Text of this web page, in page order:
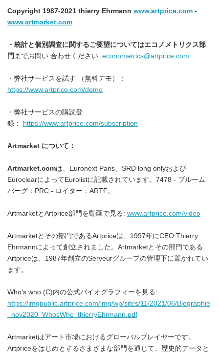
Copyright 1987-2021 thierry Ehrmann www.artprice.com -
www.artmarket.com
・統計と個別調査に関するご要望についてはエコノメトリクス部
門 までお問い 合わせください: econometrics@artprice.com
・弊社サービスを試す （無料デモ）：
https://www.artprice.com/demo
・弊社サービスの購読登
録：
https://www.artprice.com/subscription
Artmarket について：
Artmarket.comは、Euronext Paris、SRD long onlyおよび
EuroclearによってEurolistに記載されています。7478 - ブルーム
バーグ：PRC - ロイター：ARTF。
ArtmarketとArtprice部門を動画で見る: www.artprice.com/video
Artmarketとその部門であるArtpriceは、1997年にCEO Thierry
Ehrmannによって創立されました。Artmarketとその部門である
Artpriceは、1987年創立のServeurグループの管理下に置かれてい
ます。
Who's who (C)内の公式バイオグラフィーを見る:
https://imgpublic.artprice.com/img/wp/sites/11/2021/06/Biographie
_nov2020_WhosWho_thierryEhrmann.pdf
Artmarketはアート市場におけるグローバルプレイヤーです。
Artpriceをはじめとするさまざまな部門を通じて、歴史的データと